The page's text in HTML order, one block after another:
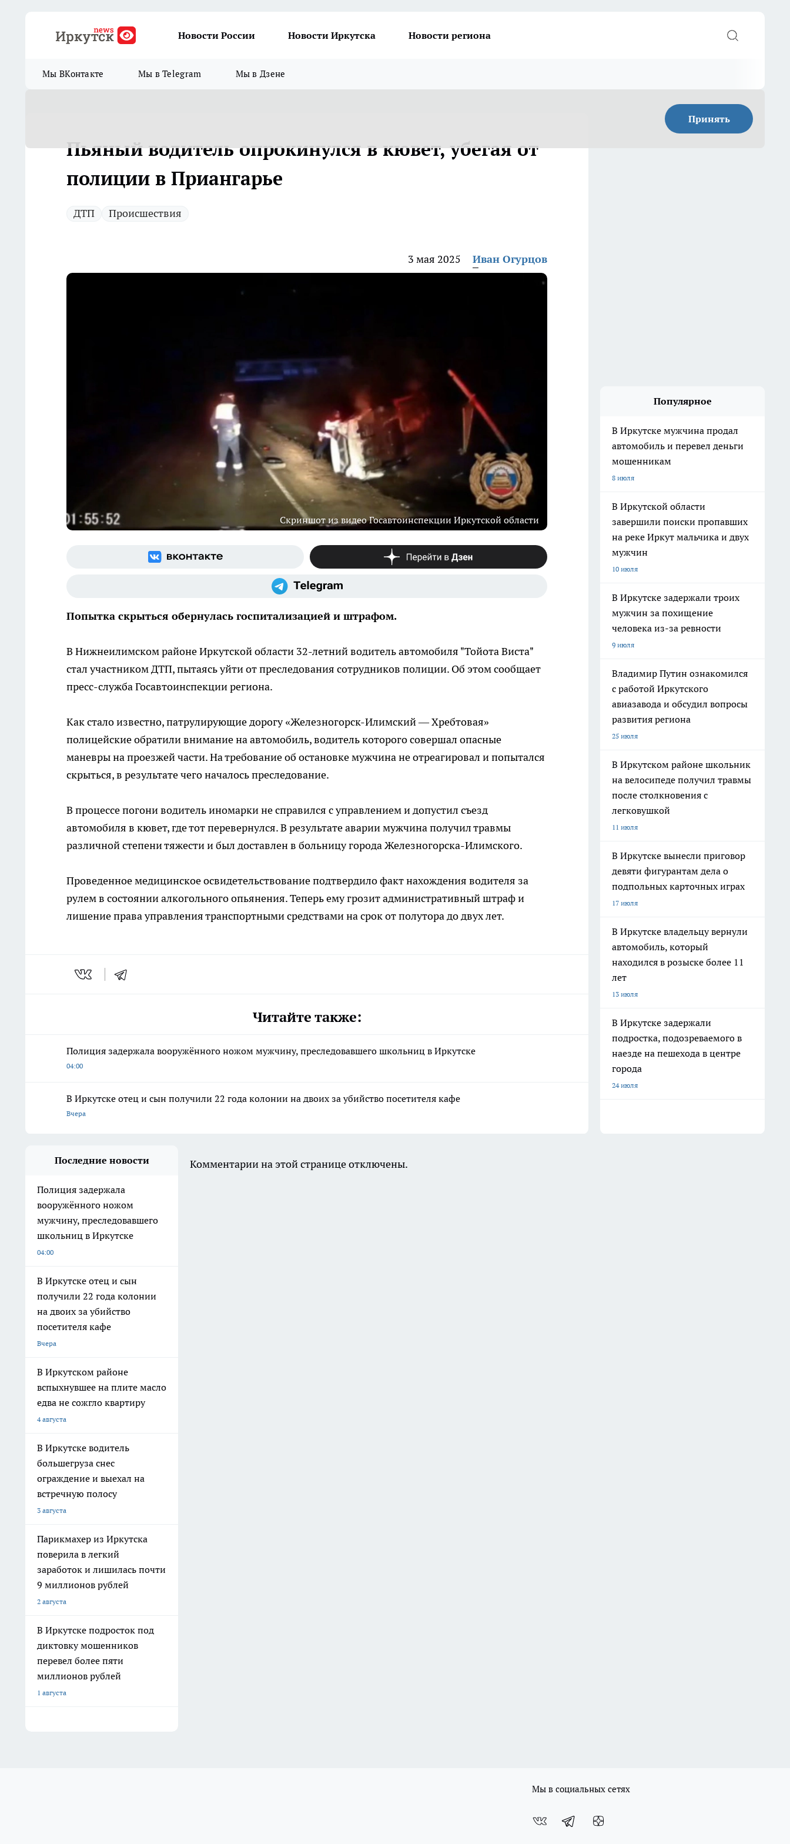
Новости России Новости Иркутска Новости региона
Мы ВКонтакте Мы в Telegram Мы в Дзене
Принять
Пьяный водитель опрокинулся в кювет, убегая от
полиции в Приангарье
ДТП Происшествия
3 мая 2025 Иван Огурцов
Скриншот из видео Госавтоинспекции Иркутской области
Попытка скрыться обернулась госпитализацией и штрафом.
В Нижнеилимском районе Иркутской области 32-летний водитель автомобиля "Тойота Виста"
стал участником ДТП, пытаясь уйти от преследования сотрудников полиции. Об этом сообщает
пресс-служба Госавтоинспекции региона.
Как стало известно, патрулирующие дорогу «Железногорск-Илимский — Хребтовая»
полицейские обратили внимание на автомобиль, водитель которого совершал опасные
маневры на проезжей части. На требование об остановке мужчина не отреагировал и попытался
скрыться, в результате чего началось преследование.
В процессе погони водитель иномарки не справился с управлением и допустил съезд
автомобиля в кювет, где тот перевернулся. В результате аварии мужчина получил травмы
различной степени тяжести и был доставлен в больницу города Железногорска-Илимского.
Проведенное медицинское освидетельствование подтвердило факт нахождения водителя за
рулем в состоянии алкогольного опьянения. Теперь ему грозит административный штраф и
лишение права управления транспортными средствами на срок от полутора до двух лет.
Читайте также:
Полиция задержала вооружённого ножом мужчину, преследовавшего школьниц в Иркутске
04:00
В Иркутске отец и сын получили 22 года колонии на двоих за убийство посетителя кафе
Вчера
Популярное
В Иркутске мужчина продал
автомобиль и перевел деньги
мошенникам
8 июля
В Иркутской области
завершили поиски пропавших
на реке Иркут мальчика и двух
мужчин
10 июля
В Иркутске задержали троих
мужчин за похищение
человека из-за ревности
9 июля
Владимир Путин ознакомился
с работой Иркутского
авиазавода и обсудил вопросы
развития региона
25 июля
В Иркутском районе школьник
на велосипеде получил травмы
после столкновения с
легковушкой
11 июля
В Иркутске вынесли приговор
девяти фигурантам дела о
подпольных карточных играх
17 июля
В Иркутске владельцу вернули
автомобиль, который
находился в розыске более 11
лет
13 июля
В Иркутске задержали
подростка, подозреваемого в
наезде на пешехода в центре
города
24 июля
Последние новости
Полиция задержала
вооружённого ножом
мужчину, преследовавшего
школьниц в Иркутске
04:00
В Иркутске отец и сын
получили 22 года колонии
на двоих за убийство
посетителя кафе
Вчера
В Иркутском районе
вспыхнувшее на плите масло
едва не сожгло квартиру
4 августа
В Иркутске водитель
большегруза снес
ограждение и выехал на
встречную полосу
3 августа
Парикмахер из Иркутска
поверила в легкий
заработок и лишилась почти
9 миллионов рублей
2 августа
В Иркутске подросток под
диктовку мошенников
перевел более пяти
миллионов рублей
1 августа
Комментарии на этой странице отключены.
Мы в социальных сетях